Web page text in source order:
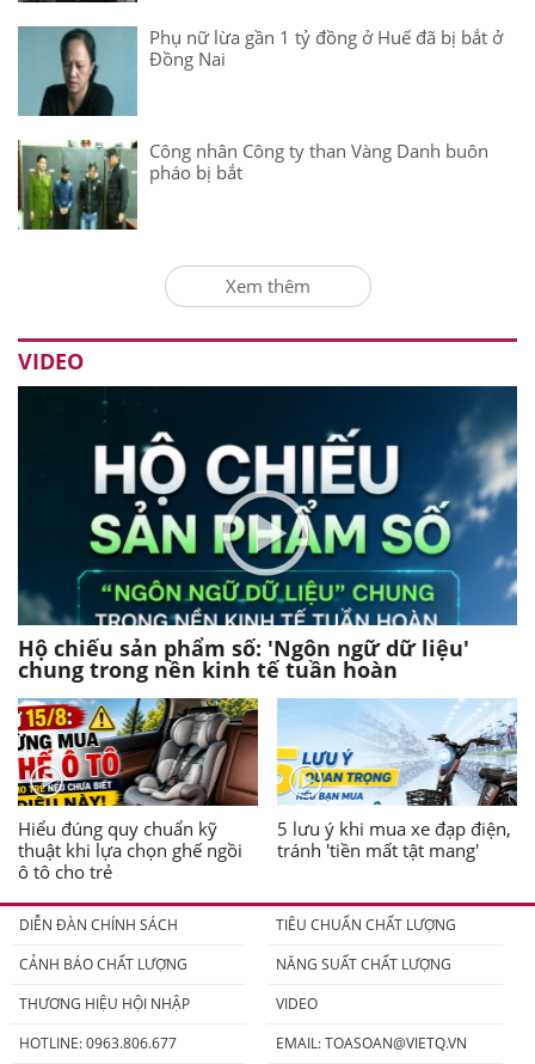
Phụ nữ lừa gần 1 tỷ đồng ở Huế đã bị bắt ở
Đồng Nai
Công nhân Công ty than Vàng Danh buôn
pháo bị bắt
Xem thêm
VIDEO
Hộ chiếu sản phẩm số: 'Ngôn ngữ dữ liệu'
chung trong nền kinh tế tuần hoàn
Hiểu đúng quy chuẩn kỹ
thuật khi lựa chọn ghế ngồi
ô tô cho trẻ
5 lưu ý khi mua xe đạp điện,
tránh 'tiền mất tật mang'
DIỄN ĐÀN CHÍNH SÁCH
TIÊU CHUẨN CHẤT LƯỢNG
CẢNH BÁO CHẤT LƯỢNG
NĂNG SUẤT CHẤT LƯỢNG
THƯƠNG HIỆU HỘI NHẬP
VIDEO
HOTLINE: 0963.806.677
EMAIL:TOASOAN@VIETQ.VN